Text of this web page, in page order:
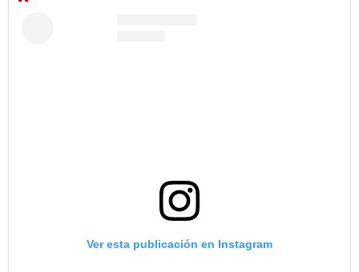
Ver esta publicación en Instagram